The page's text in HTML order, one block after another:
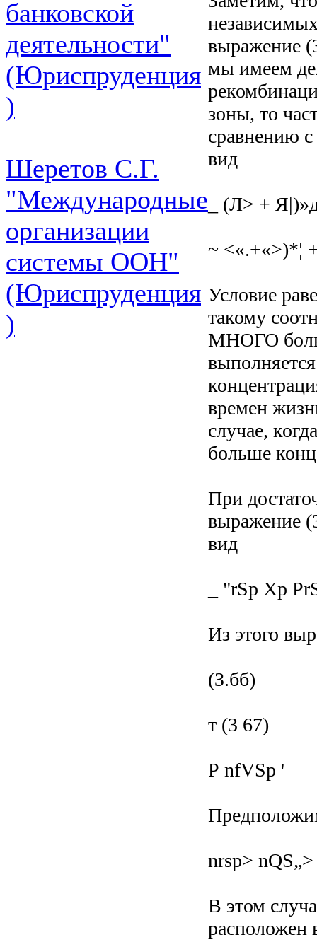
банковской
деятельности"
(Юриспруденция
)
Шеретов С.Г.
"Международные
организации
системы ООН"
(Юриспруденция
)
выражение
мы имеем
зоны, то
сравнению
вид
_ (Л> +
~ <«.+«>)*¦
Условие
такому
МНОГО
времен
случае,
больше
При
выражение
вид
_ "rSp Xp
Из этого
(З.бб)
т (3 67)
Р nfVSp '
nrsp>
В этом
расположен